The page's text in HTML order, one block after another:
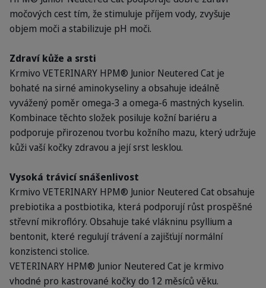
močových cest tím, že stimuluje příjem vody, zvyšuje
objem moči a stabilizuje pH moči.
Zdraví kůže a srsti
Krmivo VETERINARY HPM® Junior Neutered Cat je
bohaté na sirné aminokyseliny a obsahuje ideálně
vyvážený poměr omega-3 a omega-6 mastných kyselin.
Kombinace těchto složek posiluje kožní bariéru a
podporuje přirozenou tvorbu kožního mazu, který udržuje
kůži vaší kočky zdravou a její srst lesklou.
Vysoká trávicí snášenlivost
Krmivo VETERINARY HPM® Junior Neutered Cat obsahuje
prebiotika a postbiotika, která podporují růst prospěšné
střevní mikroflóry. Obsahuje také vlákninu psyllium a
bentonit, které regulují trávení a zajišťují normální
konzistenci stolice.
VETERINARY HPM® Junior Neutered Cat je krmivo
vhodné pro kastrované kočky do 12 měsíců věku.